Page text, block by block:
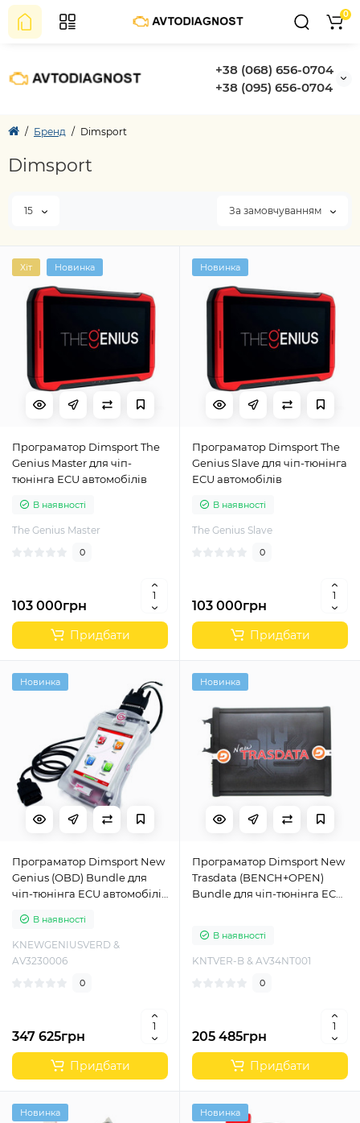
+38 (068) 656-0704
+38 (095) 656-0704
0
Бренд Dimsport
Dimsport
15 За замовчуванням
Хіт Новинка
Програматор Dimsport The
Genius Master для чіп-
тюнінга ECU автомобілів
В наявності
The Genius Master
0
103 000грн
Придбати
Новинка
Програматор Dimsport The
Genius Slave для чіп-тюнінга
ECU автомобілів
В наявності
The Genius Slave
0
103 000грн
Придбати
Новинка
Програматор Dimsport New
Genius (OBD) Bundle для
чіп-тюнінга ECU автомобілів
MasterВ наявності
KNEWGENIUSVERD &
AV3230006
0
347 625грн
Придбати
Новинка
Програматор Dimsport New
Trasdata (BENCH+OPEN)
Bundle для чіп-тюнінга ECU
В наявності
KNTVER-B & AV34NT001
0
205 485грн
Придбати
Новинка Новинка